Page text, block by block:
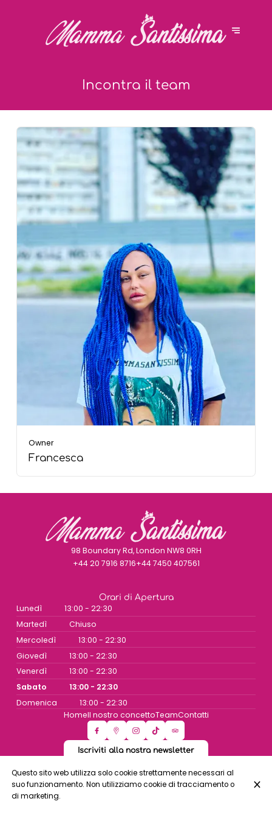
Incontra il team
Owner
Francesca
98 Boundary Rd, London NW8 0RH
+44 20 7916 8716+44 7450 407561
Orari di Apertura
Lunedì
13:00 - 22:30
Martedì
Chiuso
Mercoledì
13:00 - 22:30
Giovedì
13:00 - 22:30
Venerdì
13:00 - 22:30
Sabato
13:00 - 22:30
Domenica
13:00 - 22:30
HomeIl nostro concettoTeamContatti
Iscriviti alla nostra newsletter
© Mammasantissima 2026
Avviso legale
Questo sito web utilizza solo cookie strettamente necessari al
suo funzionamento. Non utilizziamo cookie di tracciamento o
di marketing.